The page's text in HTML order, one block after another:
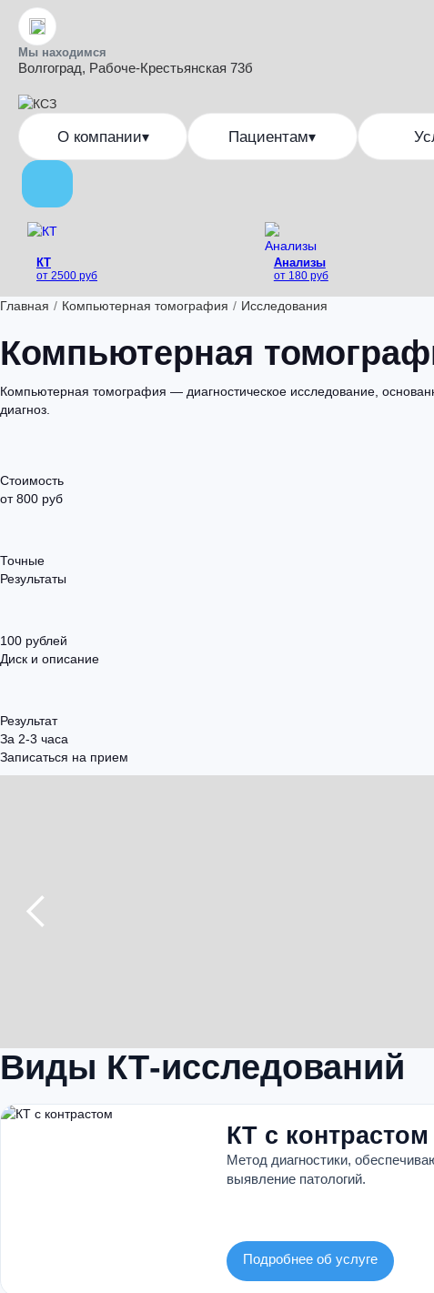
Мы находимся
Волгоград, Рабоче-Крестьянская 73б
О компании▾ Пациентам▾
КТ
от 2500 руб
Анализы
от 180 руб
Главная / Компьютерная томография / Исследования
Компьютерная
Компьютерная томография — диагностическое исследование,
диагноз.
Стоимость
от 800 руб
Точные
Результаты
100 рублей
Диск и описание
Результат
За 2-3 часа
Записаться на прием
Виды КТ-исследований
КТ с контрастом
Метод диагностики,
выявление патологий.
Подробнее об услуге